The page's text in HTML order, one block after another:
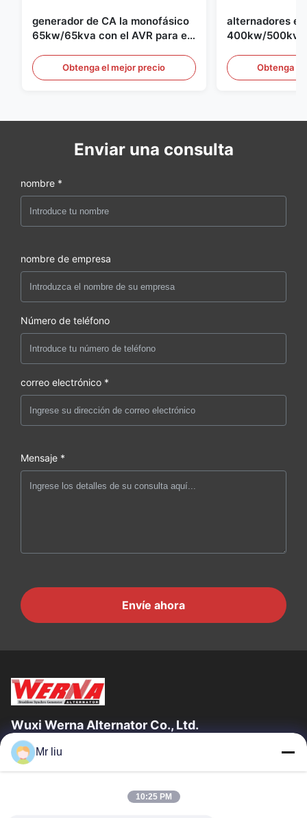
generador de CA la monofásico
65kw/65kva con el AVR para el
Obtenga el mejor precio
alternadores
400kw/500kva
generador de
Obtenga el
Enviar una consulta
nombre *
nombre de empresa
Número de teléfono
correo electrónico *
Mensaje *
Envíe ahora
Wuxi Werna Alternator Co., Ltd.
Enlaces Rápidos
Sobre Nosotros
Mr liu
10:25 PM